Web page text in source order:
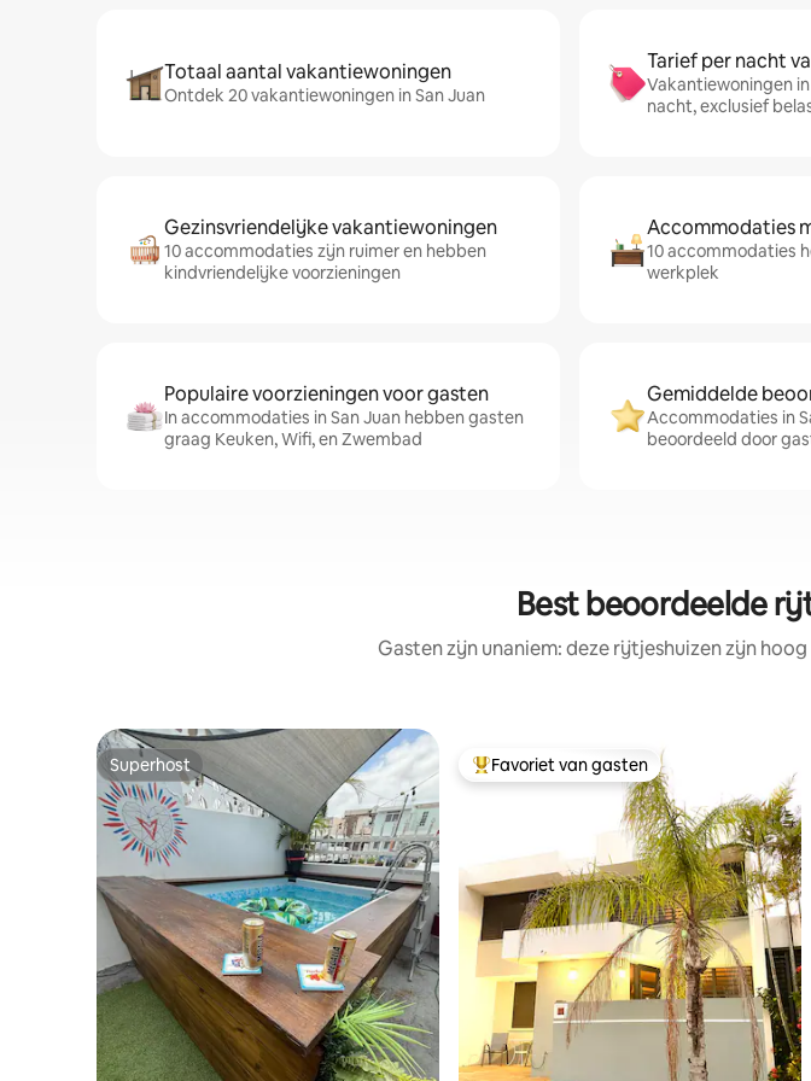
Totaal aantal vakantiewoningen
Ontdek 20 vakantiewoningen in San Juan
Tarief per nacht
Vakantiewoningen
nacht, exclusief
Gezinsvriendelijke vakantiewoningen
10 accommodaties zijn ruimer en hebben
kindvriendelijke voorzieningen
Accommodaties
10 accommodaties
werkplek
Populaire voorzieningen voor gasten
In accommodaties in San Juan hebben gasten
graag Keuken, Wifi, en Zwembad
Gemiddelde
Accommodaties in
beoordeeld door
Best beoordeelde
Gasten zijn unaniem: deze rijtjeshuizen zijn
Superhost
Superhost Topfavoriet van gasten
Favoriet van gasten